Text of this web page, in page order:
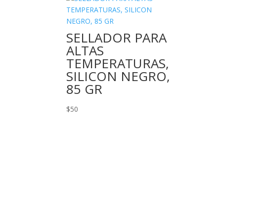
SELLADOR PARA
ALTAS
TEMPERATURAS,
SILICON NEGRO,
85 GR
$50